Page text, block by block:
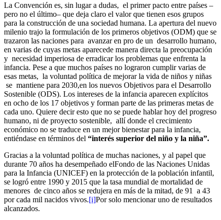
La Convención es, sin lugar a dudas, el primer pacto entre países –
pero no el último– que deja claro el valor que tienen esos grupos
para la construcción de una sociedad humana. La apertura del nuevo
milenio trajo la formulación de los primeros objetivos (ODM) que se
trazaron las naciones para avanzar en pro de un desarrollo humano,
en varias de cuyas metas aparecede manera directa la preocupación
y necesidad imperiosa de erradicar los problemas que enfrenta la
infancia. Pese a que muchos países no lograron cumplir varias de
esas metas, la voluntad política de mejorar la vida de niños y niñas
se mantiene para 2030,en los nuevos Objetivos para el Desarrollo
Sostenible (ODS). Los intereses de la infancia aparecen explícitos
en ocho de los 17 objetivos y forman parte de las primeras metas de
cada uno. Quiere decir esto que no se puede hablar hoy del progreso
humano, ni de proyecto sostenible, allí donde el crecimiento
económico no se traduce en un mejor bienestar para la infancia,
entiéndase en términos del “interés superior del niño y la niña”.
Gracias a la voluntad política de muchas naciones, y al papel que
durante 70 años ha desempeñado elFondo de las Naciones Unidas
para la Infancia (UNICEF) en la protección de la población infantil,
se logró entre 1990 y 2015 que la tasa mundial de mortalidad de
menores de cinco años se redujera en más de la mitad, de 91 a 43
por cada mil nacidos vivos.[i]Por solo mencionar uno de resultados
alcanzados.